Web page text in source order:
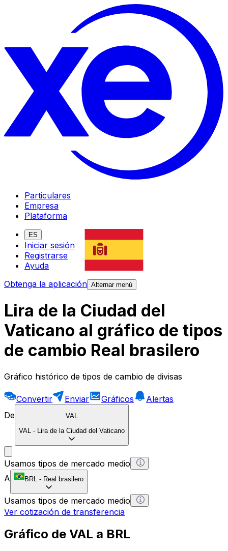
Particulares
Empresa
Plataforma
ES
Iniciar sesión
Registrarse
Ayuda
Obtenga la aplicación Alternar menú
Lira de la Ciudad del
Vaticano al gráfico de tipos
de cambio Real brasilero
Gráfico histórico de tipos de cambio de divisas
Convertir Enviar Gráficos
Alertas
De
VAL
VAL - Lira de la Ciudad del Vaticano
Usamos tipos de mercado medio
A
BRL - Real brasilero
Usamos tipos de mercado medio
Ver cotización de transferencia
Gráfico de VAL a BRL